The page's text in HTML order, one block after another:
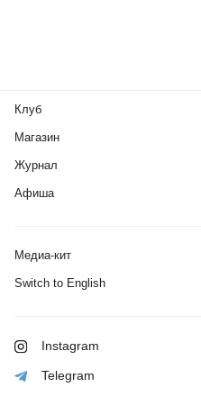
Клуб
Магазин
Журнал
Афиша
Медиа-кит
Switch to English
Instagram
Telegram